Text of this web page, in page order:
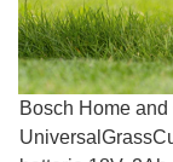
Bosch Home